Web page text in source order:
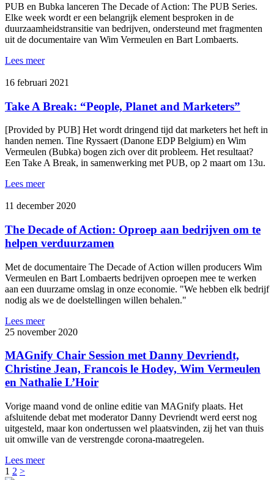
PUB en Bubka lanceren The Decade of Action: The PUB Series.
Elke week wordt er een belangrijk element besproken in de
duurzaamheidstransitie van bedrijven, ondersteund met fragmenten
uit de documentaire van Wim Vermeulen en Bart Lombaerts.
Lees meer
16 februari 2021
Take A Break: “People, Planet and Marketers”
[Provided by PUB] Het wordt dringend tijd dat marketers het heft in
handen nemen. Tine Ryssaert (Danone EDP Belgium) en Wim
Vermeulen (Bubka) bogen zich over dit probleem. Het resultaat?
Een Take A Break, in samenwerking met PUB, op 2 maart om 13u.
Lees meer
11 december 2020
The Decade of Action: Oproep aan bedrijven om te
helpen verduurzamen
Met de documentaire The Decade of Action willen producers Wim
Vermeulen en Bart Lombaerts bedrijven oproepen mee te werken
aan een duurzame omslag in onze economie. "We hebben elk bedrijf
nodig als we de doelstellingen willen behalen."
Lees meer
25 november 2020
MAGnify Chair Session met Danny Devriendt,
Christine Jean, Francois le Hodey, Wim Vermeulen
en Nathalie L’Hoir
Vorige maand vond de online editie van MAGnify plaats. Het
afsluitende debat met moderator Danny Devriendt werd eerst nog
uitgesteld, maar kon ondertussen wel plaatsvinden, zij het van thuis
uit omwille van de verstrengde corona-maatregelen.
Lees meer
1 2 >